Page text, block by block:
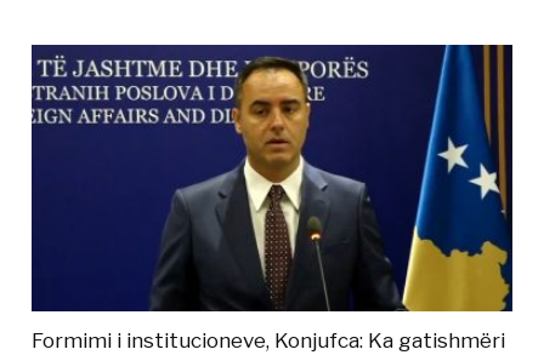
Formimi i institucioneve, Konjufca: Ka gatishmëri